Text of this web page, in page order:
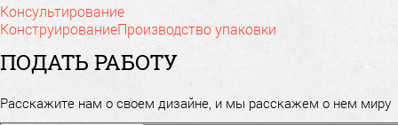
Консультирование
КонструированиеПроизводство упаковки
ПОДАТЬ РАБОТУ
Расскажите нам о своем дизайне, и мы расскажем о нем миру